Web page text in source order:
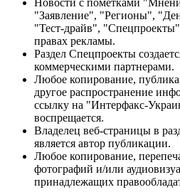
Новости с пометками
"Заявление", "Регионы",
"Тест-драйв",
правах рекламы.
Раздел Спецпроекты
коммерческими партнерами.
Любое копирование,
другое распространение
ссылку на "Интерфакс-
воспрещается.
Владелец веб-страницы в
является автор публикации.
Любое копирование,
фотографий и/или
принадлежащих